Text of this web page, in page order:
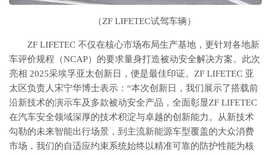
（ZF LIFETEC试驾车辆）
ZF LIFETEC 不仅在核心市场布局生产基地，更针对各地新
车评价规程（NCAP）的要求量身打造被动安全解决方案。此次
亮相 2025采埃孚亚太创新日，便是最佳印证。ZF LIFETEC 亚
太区负责人宋宁华博士表示：“本次创新日，我们展示了搭载前
沿新技术的演示车及多款被动安全产品，全面彰显ZF LIFETEC
在汽车安全领域深厚的技术积淀与卓越的创新能力。从新技术
勾勒的未来智能出行场景，到主流新能源车型覆盖的大众消费
市场，我们的自适应约束系统始终以精准可靠的防护性能为核